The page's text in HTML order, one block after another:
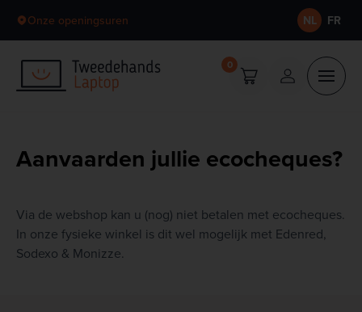
Onze openingsuren NL FR
0
Aanvaarden jullie ecocheques?
Via de webshop kan u (nog) niet betalen met ecocheques.
In onze fysieke winkel is dit wel mogelijk met Edenred,
Sodexo & Monizze.